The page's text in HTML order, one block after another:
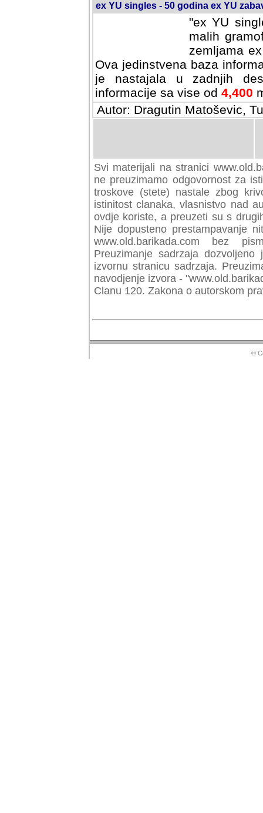
ex YU singles - 50 godina ex YU
"ex YU
malih
zemljama
Ova jedinstvena baza
je nastajala u zadnjih
informacije sa vise od 4,400
Autor: Dragutin Matoševic,
Svi materijali na stranici
preuzimamo odgovornost za
troskove (stete) nastale zbog
istinitost clanaka, vlasnistvo nad
ovdje koriste, a preuzeti su s
Nije dopusteno prestampavanje
www.old.barikada.com bez
Preuzimanje sadrzaja
izvornu stranicu sadrzaja.
navodjenje izvora -
Clanu 120. Zakona o autorskom
©